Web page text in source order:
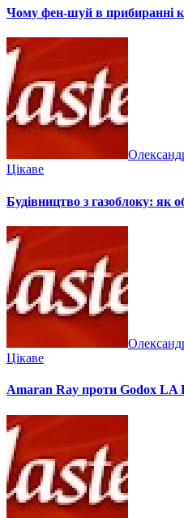
Чому фен-шуй в прибиранні
Цікаве
Будівництво з газоблоку: як
Цікаве
Amaran Ray проти Godox LA